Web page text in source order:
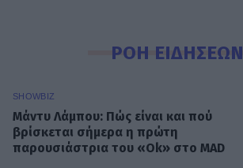
ΡΟΗ ΕΙΔΗΣΕΩΝ
SHOWBIZ
Μάντυ Λάμπου: Πώς είναι και πού
βρίσκεται σήμερα η πρώτη
παρουσιάστρια του «Ok» στο MAD